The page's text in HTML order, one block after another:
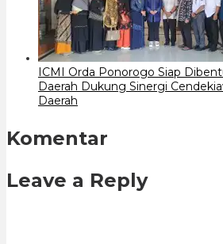
ICMI Orda Ponorogo Siap
Daerah Dukung Sinergi
Daerah
Komentar
Leave a Reply